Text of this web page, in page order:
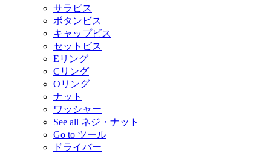
サラビス
ボタンビス
キャップビス
セットビス
Eリング
Cリング
Oリング
ナット
ワッシャー
See all ネジ・ナット
Go to ツール
ドライバー